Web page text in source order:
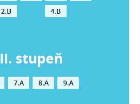
2.B
4.B
II. stupeň
7.A 8.A 9.A